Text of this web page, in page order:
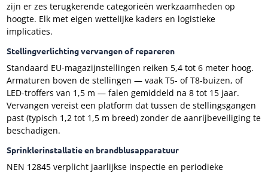
zijn er zes terugkerende categorieën werkzaamheden op
hoogte. Elk met eigen wettelijke kaders en logistieke
implicaties.
Stellingverlichting vervangen of repareren
Standaard EU-magazijnstellingen reiken 5,4 tot 6 meter hoog.
Armaturen boven de stellingen — vaak T5- of T8-buizen, of
LED-troffers van 1,5 m — falen gemiddeld na 8 tot 15 jaar.
Vervangen vereist een platform dat tussen de stellingsgangen
past (typisch 1,2 tot 1,5 m breed) zonder de aanrijbeveiliging te
beschadigen.
Sprinklerinstallatie en brandblusapparatuur
NEN 12845 verplicht jaarlijkse inspectie en periodieke